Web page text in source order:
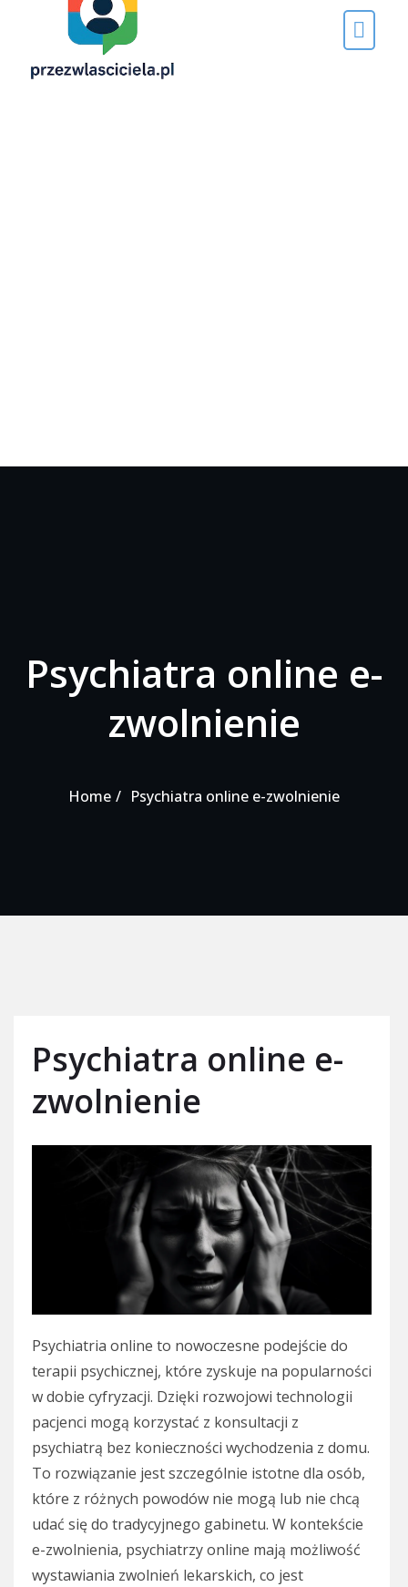
Psychiatra online e-
zwolnienie
Home Psychiatra online e-zwolnienie
Psychiatra online e-
zwolnienie
Psychiatria online to nowoczesne podejście do
terapii psychicznej, które zyskuje na popularności
w dobie cyfryzacji. Dzięki rozwojowi technologii
pacjenci mogą korzystać z konsultacji z
psychiatrą bez konieczności wychodzenia z domu.
To rozwiązanie jest szczególnie istotne dla osób,
które z różnych powodów nie mogą lub nie chcą
udać się do tradycyjnego gabinetu. W kontekście
e-zwolnienia, psychiatrzy online mają możliwość
wystawiania zwolnień lekarskich, co jest